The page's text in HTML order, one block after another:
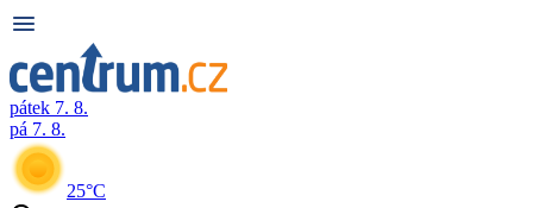
pátek 7. 8.
pá 7. 8.
25°C